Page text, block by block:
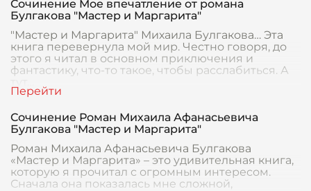
Сочинение Мое впечатление от романа
Булгакова "Мастер и Маргарита"
"Мастер и Маргарита" Михаила Булгакова… Эта
книга перевернула мой мир. Честно говоря, до
этого я читал в основном приключения и
фантастику, что-то такое, чтобы расслабиться. А
Сочинение Роман Михаила Афанасьевича
Булгакова "Мастер и Маргарита"
Роман Михаила Афанасьевича Булгакова
«Мастер и Маргарита» – это удивительная книга,
которую я прочитал с огромным интересом.
Сначала она показалась мне сложной,